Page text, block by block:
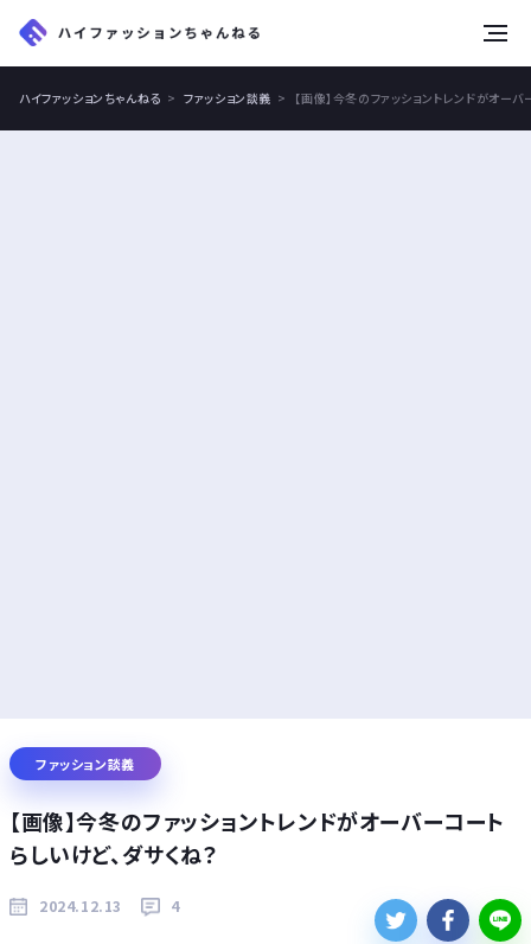
ハイファッションちゃんねる ファッション談義 【画像】今冬のファッショントレンドがオー
ファッション談義
【画像】今冬のファッショントレンドがオーバーコート
らしいけど、ダサくね？
2024.12.13 4